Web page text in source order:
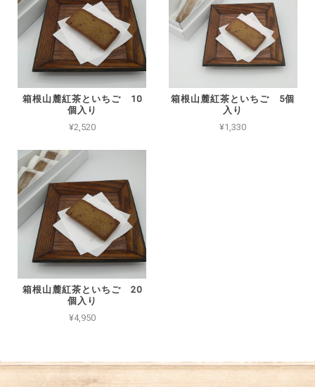
箱根山麓紅茶といちご 10
個入り
¥2,520
箱根山麓紅茶といちご 5個
入り
¥1,330
箱根山麓紅茶といちご 20
個入り
¥4,950